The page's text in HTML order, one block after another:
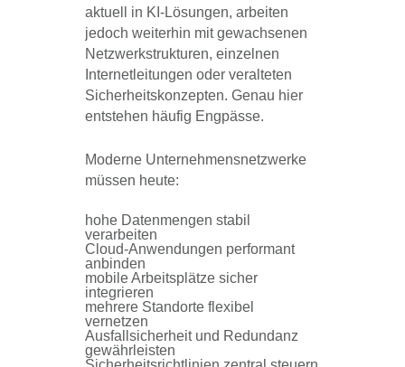
aktuell in KI-Lösungen, arbeiten
jedoch weiterhin mit gewachsenen
Netzwerkstrukturen, einzelnen
Internetleitungen oder veralteten
Sicherheitskonzepten. Genau hier
entstehen häufig Engpässe.
Moderne Unternehmensnetzwerke
müssen heute:
hohe Datenmengen stabil
verarbeiten
Cloud-Anwendungen performant
anbinden
mobile Arbeitsplätze sicher
integrieren
mehrere Standorte flexibel
vernetzen
Ausfallsicherheit und Redundanz
gewährleisten